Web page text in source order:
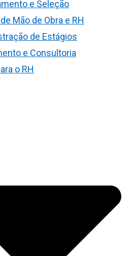
e Seleção
Mão de Obra e RH
de Estágios
e Consultoria
o RH